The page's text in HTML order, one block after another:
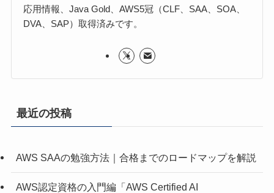
応用情報、Java Gold、AWS5冠（CLF、SAA、SOA、
DVA、SAP）取得済みです。
最近の投稿
AWS SAAの勉強方法｜合格までのロードマップを解説
AWS認定資格の入門編「AWS Certified AI